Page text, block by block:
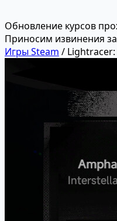
Обновление курсов
Приносим извинения
Игры Steam / Lightracer: